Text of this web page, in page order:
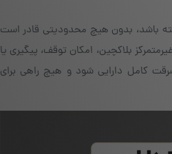
باشد، بدون هیچ محدودیتی قادر است
بلاکچین، امکان توقف، پیگیری یا
کامل دارایی شود و هیچ راهی برای